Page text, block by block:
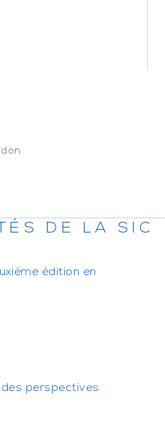
DE LA SIC
édition en
perspectives